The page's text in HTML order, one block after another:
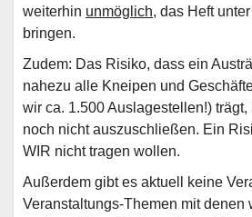
weiterhin unmöglich, das Heft
bringen.
Zudem: Das Risiko, dass ein
nahezu alle Kneipen und
wir ca. 1.500 Auslagestellen!)
noch nicht auszuschließen. Ein
WIR nicht tragen wollen.
Außerdem gibt es aktuell keine
Veranstaltungs-Themen mit denen